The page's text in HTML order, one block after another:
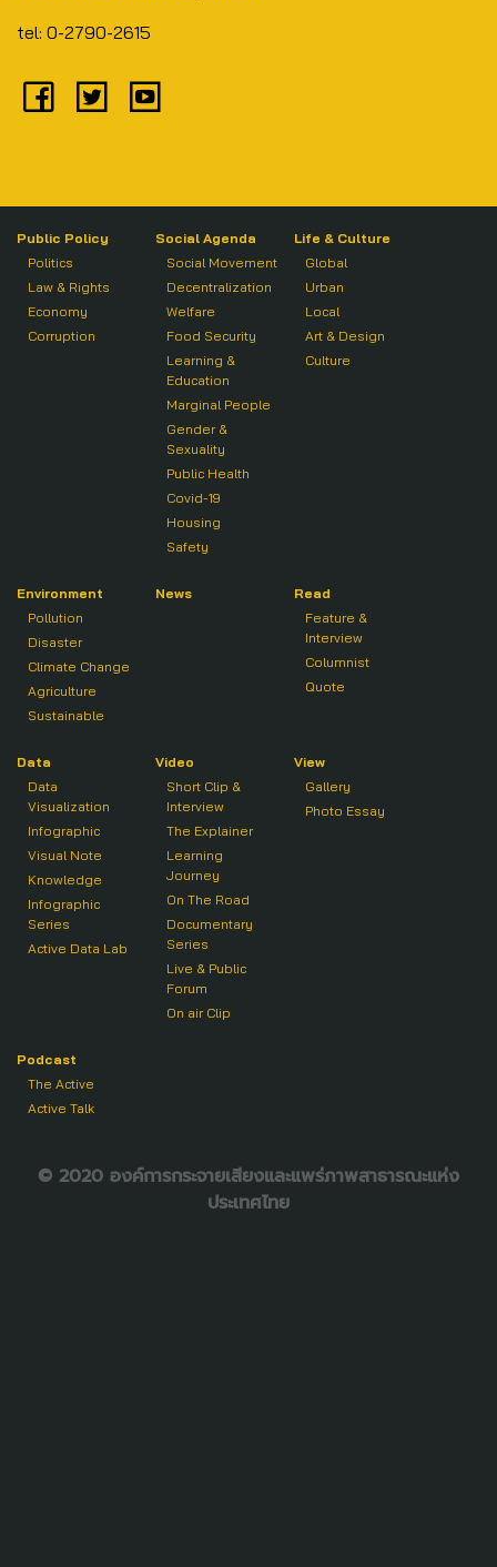
tel: 0-2790-2615
Public Policy
Politics
Law & Rights
Economy
Corruption
Social Agenda
Social Movement
Decentralization
Welfare
Food Security
Learning &
Education
Marginal People
Gender &
Sexuality
Public Health
Covid-19
Housing
Safety
Life & Culture
Global
Urban
Local
Art & Design
Culture
Environment
Pollution
Disaster
Climate Change
Agriculture
Sustainable
News
Read
Feature &
Interview
Columnist
Quote
Data
Data
Visualization
Infographic
Visual Note
Knowledge
Infographic
Series
Active Data Lab
Video
Short Clip &
Interview
The Explainer
Learning
Journey
On The Road
Documentary
Series
Live & Public
Forum
On air Clip
View
Gallery
Photo Essay
Podcast
The Active
Active Talk
© 2020 องค์การกระจายเสียงและแพร่ภาพสาธารณะแห่ง
ประเทศไทย